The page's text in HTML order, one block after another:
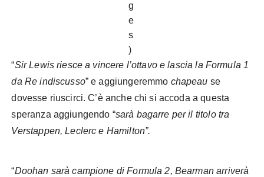
g
e
s
)
“Sir Lewis riesce a vincere l’ottavo e lascia la Formula 1
da Re indiscusso” e aggiungeremmo chapeau se
dovesse riuscirci. C’è anche chi si accoda a questa
speranza aggiungendo “sarà bagarre per il titolo tra
Verstappen, Leclerc e Hamilton”.
“Doohan sarà campione di Formula 2, Bearman arriverà